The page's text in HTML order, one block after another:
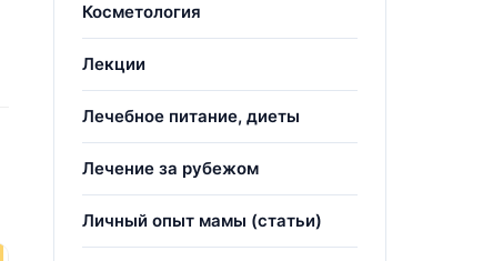
Косметология
Лекции
Лечебное питание, диеты
Лечение за рубежом
Личный опыт мамы (статьи)